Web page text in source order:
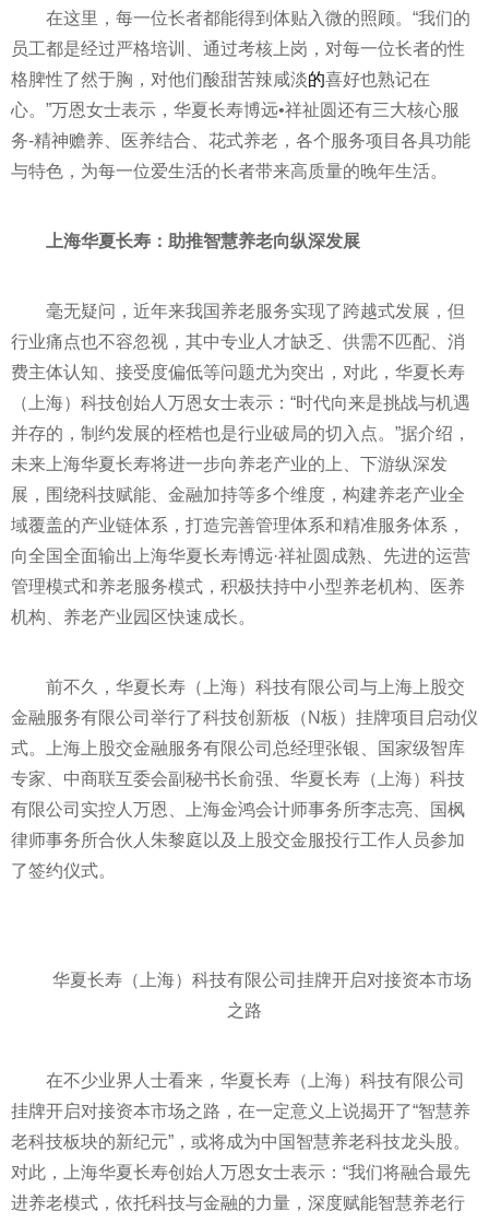
在这里，每一位长者都能得到体贴入微的照顾。“我们的
员工都是经过严格培训、通过考核上岗，对每一位长者的性
格脾性了然于胸，对他们酸甜苦辣咸淡的喜好也熟记在
心。”万恩女士表示，华夏长寿博远•祥祉圆还有三大核心服
务-精神赡养、医养结合、花式养老，各个服务项目各具功能
与特色，为每一位爱生活的长者带来高质量的晚年生活。
上海华夏长寿： 助推智慧养老向纵深发展
毫无疑问， 近年来我国养老服务实现了跨越式发展，但
行业痛点也不容忽视，其中专业人才缺乏、供需不匹配、消
费主体认知、接受度偏低等问题尤为突出，对此，华夏长寿
（上海）科技创始人万恩女士表示：“时代向来是挑战与机遇
并存的，制约发展的桎梏也是行业破局的切入点。”据介绍，
未来上海华夏长寿将进一步向养老产业的上、下游纵深发
展，围绕科技赋能、 金融加持等多个维度，构建养老产业全
域覆盖的产业链体系，打造完善管理体系和精准服务体系，
向全国全面输出上海华夏长寿博远·祥祉圆成熟、先进的运营
管理模式和养老服务模式，积极扶持中小型养老机构、医养
机构、养老产业园区快速成长。
前不久，华夏长寿（上海）科技有限公司与上海上股交
金融服务有限公司举行了科技创新板（N板）挂牌项目启动仪
式。上海上股交金融服务有限公司总经理张银、 国家级智库
专家、中商联互委会副秘书长俞强、华夏长寿（上海）科技
有限公司实控人万恩、上海金鸿会计师事务所李志亮、国枫
律师事务所合伙人朱黎庭以及上股交金服投行工作人员参加
了签约仪式。
华夏长寿（上海）科技有限公司挂牌开启对接资本市场
之路
在不少业界人士看来，华夏长寿（上海）科技有限公司
挂牌开启对接资本市场之路，在一定意义上说揭开了“智慧养
老科技板块的新纪元”，或将成为中国智慧养老科技龙头股。
对此，上海华夏长寿创始人万恩女士表示：“我们将融合最先
进养老模式，依托科技与金融的力量，深度赋能智慧养老行